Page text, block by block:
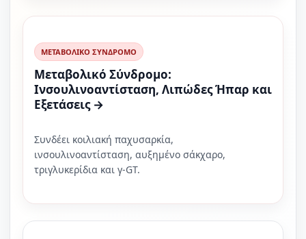
ΜΕΤΑΒΟΛΙΚΟ ΣΥΝΔΡΟΜΟ
Μεταβολικό Σύνδρομο:
Ινσουλινοαντίσταση, Λιπώδες Ήπαρ και
Εξετάσεις →
Συνδέει κοιλιακή παχυσαρκία,
ινσουλινοαντίσταση, αυξημένο σάκχαρο,
τριγλυκερίδια και γ-GT.